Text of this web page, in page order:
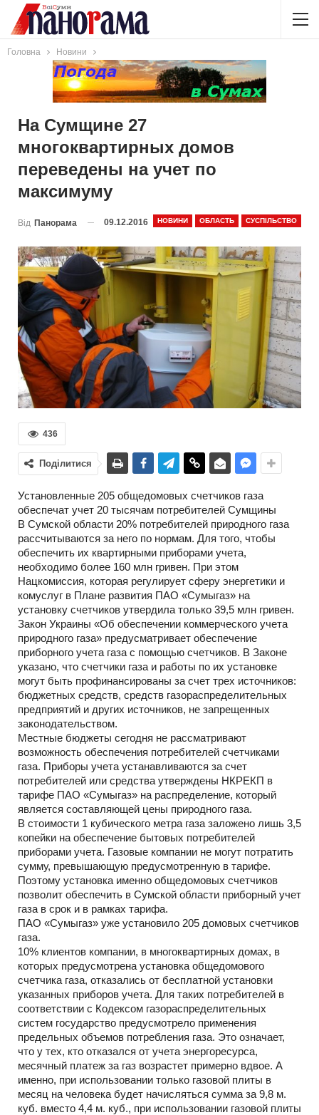
Головна Новини
На Сумщине 27
многоквартирных домов
переведены на учет по
максимуму
НОВИНИ ОБЛАСТЬ СУСПІЛЬСТВО
Від Панорама 09.12.2016
436
Поділитися
Установленные 205 общедомовых счетчиков газа
обеспечат учет 20 тысячам потребителей Сумщины
В Сумской области 20% потребителей природного газа
рассчитываются за него по нормам. Для того, чтобы
обеспечить их квартирными приборами учета,
необходимо более 160 млн гривен. При этом
Нацкомиссия, которая регулирует сферу энергетики и
комуслуг в Плане развития ПАО «Сумыгаз» на
установку счетчиков утвердила только 39,5 млн гривен.
Закон Украины «Об обеспечении коммерческого учета
природного газа» предусматривает обеспечение
приборного учета газа с помощью счетчиков. В Законе
указано, что счетчики газа и работы по их установке
могут быть профинансированы за счет трех источников:
бюджетных средств, средств газораспределительных
предприятий и других источников, не запрещенных
законодательством.
Местные бюджеты сегодня не рассматривают
возможность обеспечения потребителей счетчиками
газа. Приборы учета устанавливаются за счет
потребителей или средства утверждены НКРЕКП в
тарифе ПАО «Сумыгаз» на распределение, который
является составляющей цены природного газа.
В стоимости 1 кубического метра газа заложено лишь 3,5
копейки на обеспечение бытовых потребителей
приборами учета. Газовые компании не могут потратить
сумму, превышающую предусмотренную в тарифе.
Поэтому установка именно общедомовых счетчиков
позволит обеспечить в Сумской области приборный учет
газа в срок и в рамках тарифа.
ПАО «Сумыгаз» уже установило 205 домовых счетчиков
газа.
10% клиентов компании, в многоквартирных домах, в
которых предусмотрена установка общедомового
счетчика газа, отказались от бесплатной установки
указанных приборов учета. Для таких потребителей в
соответствии с Кодексом газораспределительных
систем государство предусмотрело применения
предельных объемов потребления газа. Это означает,
что у тех, кто отказался от учета энергоресурса,
месячный платеж за газ возрастет примерно вдвое. А
именно, при использовании только газовой плиты в
месяц на человека будет начисляться сумма за 9,8 м.
куб. вместо 4,4 м. куб., при использовании газовой плиты